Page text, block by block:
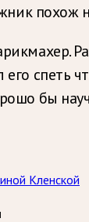
похож
его спеть
бы
Кленской